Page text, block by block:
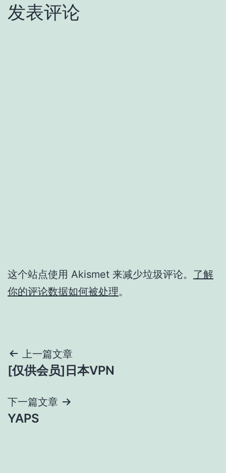
发表评论
这个站点使用 Akismet 来减少垃圾评论。 了解
你的评论数据如何被处理。
文
章
导
航
上一篇文章
[仅供会员]日本VPN
下一篇文章
YAPS